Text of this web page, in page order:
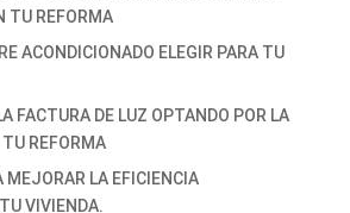
TU REFORMA
ACONDICIONADO ELEGIR PARA TU
FACTURA DE LUZ OPTANDO POR LA
REFORMA
MEJORAR LA EFICIENCIA
VIVIENDA.